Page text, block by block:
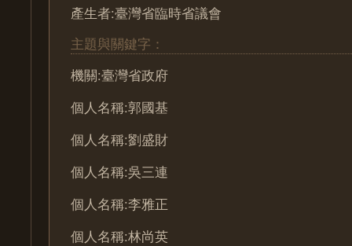
產生者:臺灣省臨時省議會
主題與關鍵字：
機關:臺灣省政府
個人名稱:郭國基
個人名稱:劉盛財
個人名稱:吳三連
個人名稱:李雅正
個人名稱:林尚英